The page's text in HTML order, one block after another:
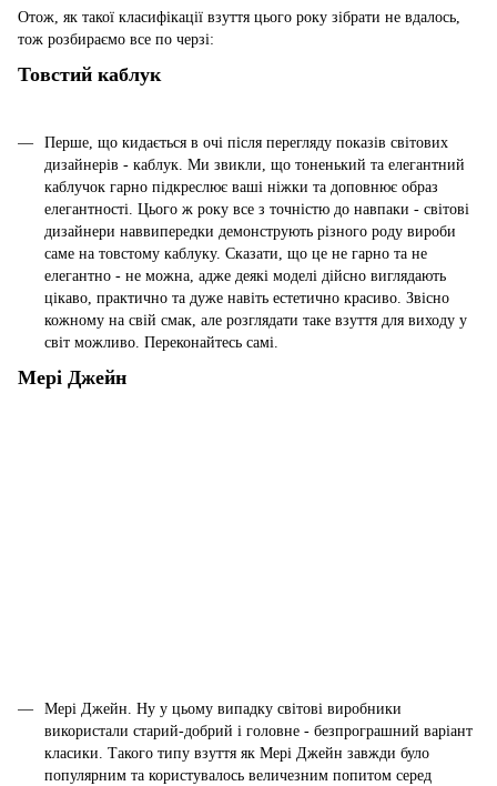
Отож, як такої класифікації взуття цього року зібрати не вдалось,
тож розбираємо все по черзі:
Товстий каблук
Перше, що кидається в очі після перегляду показів світових
дизайнерів - каблук. Ми звикли, що тоненький та елегантний
каблучок гарно підкреслює ваші ніжки та доповнює образ
елегантності. Цього ж року все з точністю до навпаки - світові
дизайнери наввипередки демонструють різного роду вироби
саме на товстому каблуку. Сказати, що це не гарно та не
елегантно - не можна, адже деякі моделі дійсно виглядають
цікаво, практично та дуже навіть естетично красиво. Звісно
кожному на свій смак, але розглядати таке взуття для виходу у
світ можливо. Переконайтесь самі.
Мері Джейн
Мері Джейн. Ну у цьому випадку світові виробники
використали старий-добрий і головне - безпрограшний варіант
класики. Такого типу взуття як Мері Джейн завжди було
популярним та користувалось величезним попитом серед